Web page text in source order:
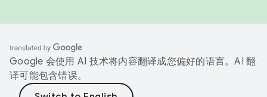
Google 会使用 AI 技术将内容翻译成您偏好的语言。AI 翻
译可能包含错误。